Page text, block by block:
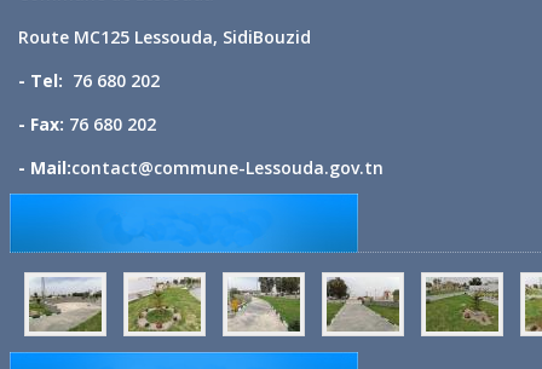
Route MC125 Lessouda, SidiBouzid
- Tel: 76 680 202
- Fax: 76 680 202
- Mail:contact@commune-Lessouda.gov.tn